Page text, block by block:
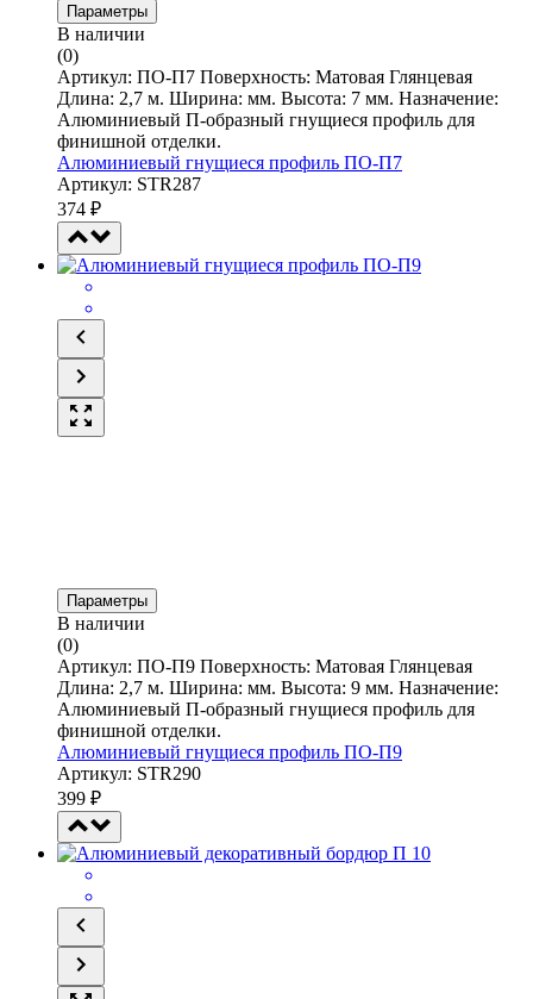
Параметры
В наличии
(0)
Артикул: ПО-П7 Поверхность: Матовая Глянцевая
Длина: 2,7 м. Ширина: мм. Высота: 7 мм. Назначение:
Алюминиевый П-образный гнущиеся профиль для
финишной отделки.
Алюминиевый гнущиеся профиль ПО-П7
Артикул: STR287
374 ₽
Параметры
В наличии
(0)
Артикул: ПО-П9 Поверхность: Матовая Глянцевая
Длина: 2,7 м. Ширина: мм. Высота: 9 мм. Назначение:
Алюминиевый П-образный гнущиеся профиль для
финишной отделки.
Алюминиевый гнущиеся профиль ПО-П9
Артикул: STR290
399 ₽